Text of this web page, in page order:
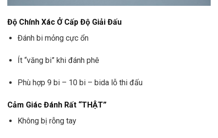
Độ Chính Xác Ở Cấp Độ Giải Đấu
Đánh bi mỏng cực ổn
Ít “văng bi” khi đánh phê
Phù hợp 9 bi – 10 bi – bida lỗ thi đấu
Cảm Giác Đánh Rất “THẬT”
Không bị rỗng tay